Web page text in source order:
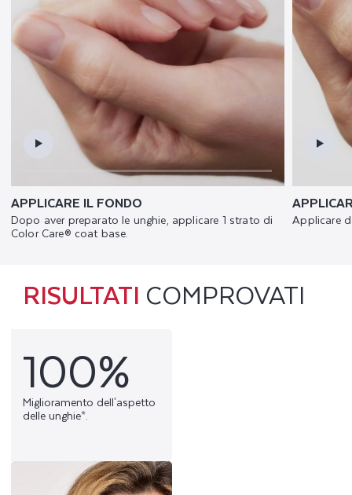
APPLICARE IL FONDO
Dopo aver preparato le unghie, applicare 1 strato di
Color Care® coat base.
Applicare
RISULTATI COMPROVATI
100%
Miglioramento dell'aspetto
delle unghie*.
Offre non cumulable avec toute autre promotion ou remise en
cours.​Voir conditions.
En renseignant votre adresse e-mail, vous acceptez de recevoir
des conseils, offres exclusives et actualités par e-mail de la part
de Poderm
®